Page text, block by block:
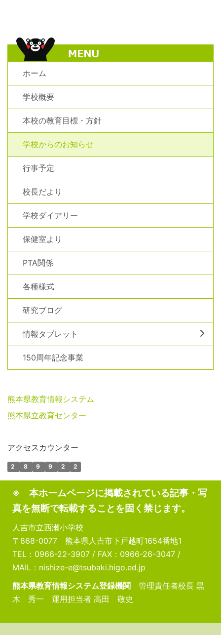
ホーム
学校概要
本校の教育目標・方針
学校からのお知らせ
行事予定
校長だより
学校ダイアリー
保健室より
PTA関係
各種様式
研究ブログ
情報タブレット
150周年記念事業
熊本県教育情報システム
熊本県立教育センター
アクセスカウンター
2 8 9 9 2 2
※ 本ホームページに掲載されている記事・写
真を無断で転載することを固く禁じます。
人吉市立西瀬小学校
〒868-0077 熊本県人吉市下戸越町1654番地1
TEL：0966-22-3907 / FAX：0966-26-3047 /
MAIL：nishize-e@tsubaki.higo.ed.jp
熊本県教育情報システム登録機関 管理責任者校長 黒
木 秀一 運用担当者 高田 敬史